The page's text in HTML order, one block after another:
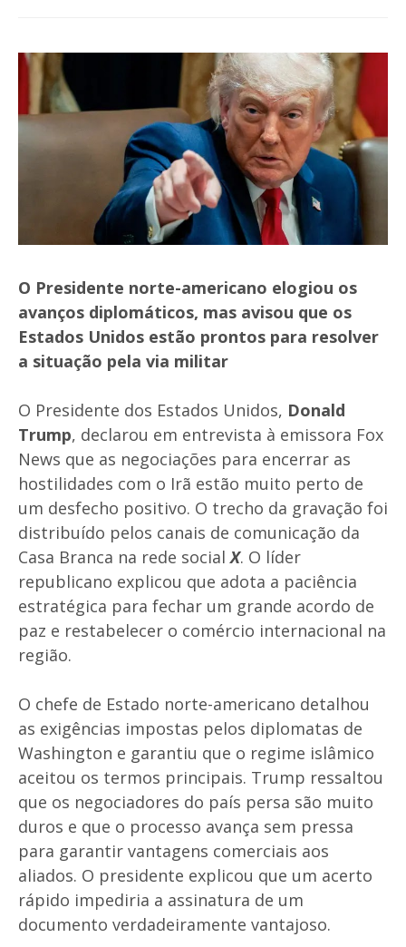
O Presidente norte-americano elogiou os
avanços diplomáticos, mas avisou que os
Estados Unidos estão prontos para resolver
a situação pela via militar
O Presidente dos Estados Unidos, Donald
Trump, declarou em entrevista à emissora Fox
News que as negociações para encerrar as
hostilidades com o Irã estão muito perto de
um desfecho positivo. O trecho da gravação foi
distribuído pelos canais de comunicação da
Casa Branca na rede socialX. O líder
republicano explicou que adota a paciência
estratégica para fechar um grande acordo de
paz e restabelecer o comércio internacional na
região.
O chefe de Estado norte-americano detalhou
as exigências impostas pelos diplomatas de
Washington e garantiu que o regime islâmico
aceitou os termos principais. Trump ressaltou
que os negociadores do país persa são muito
duros e que o processo avança sem pressa
para garantir vantagens comerciais aos
aliados. O presidente explicou que um acerto
rápido impediria a assinatura de um
documento verdadeiramente vantajoso.